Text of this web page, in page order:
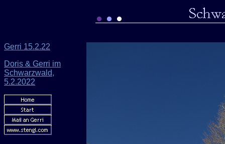
Gerri 15.2.22
Doris & Gerri im
Schwarzwald,
5.2.2022